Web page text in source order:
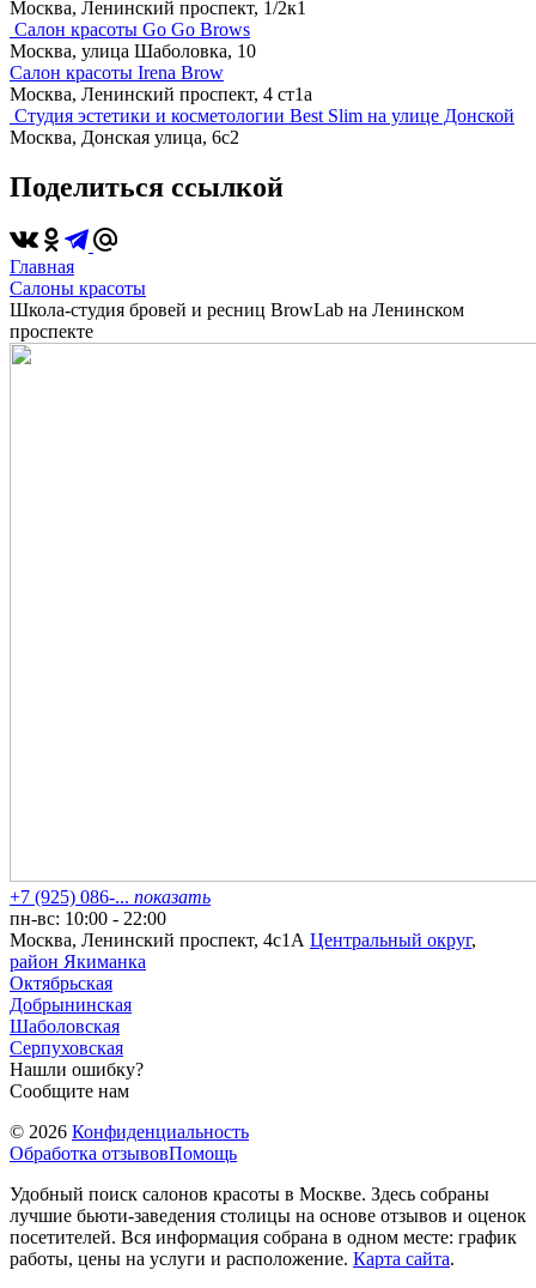
Москва, Ленинский проспект, 1/2к1
Салон красоты Go Go Brows
Москва, улица Шаболовка, 10
Салон красоты Irena Brow
Москва, Ленинский проспект, 4 ст1а
Студия эстетики и косметологии Best Slim на улице Донской
Москва, Донская улица, 6с2
Поделиться ссылкой
Главная
Салоны красоты
Школа-студия бровей и ресниц BrowLab на Ленинском
проспекте
+7 (925) 086-... показать
пн-вс: 10:00 - 22:00
Москва, Ленинский проспект, 4с1А Центральный округ,
район Якиманка
Октябрьская
Добрынинская
Шаболовская
Серпуховская
Нашли ошибку?
Сообщите нам
© 2026 Конфиденциальность
Обработка отзывовПомощь
Удобный поиск салонов красоты в Москве. Здесь собраны
лучшие бьюти-заведения столицы на основе отзывов и оценок
посетителей. Вся информация собрана в одном месте: график
работы, цены на услуги и расположение. Карта сайта.